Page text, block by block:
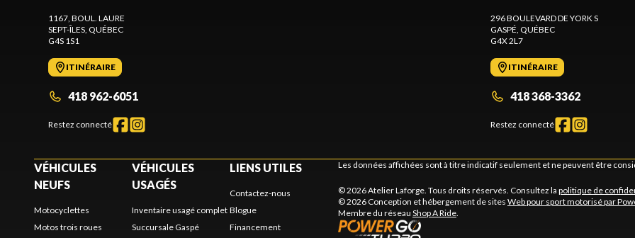
1167, BOUL. LAURE
SEPT-ÎLES , QUÉBEC
G4S 1S1
ITINÉRAIRE
418 962-6051
Restez connecté
296 BOULEVARD DE YORK S
GASPÉ , QUÉBEC
G4X 2L7
ITINÉRAIRE
418 368-3362
Restez connecté
VÉHICULES
NEUFS
Motocyclettes
Motos trois roues
VÉHICULES
USAGÉS
Inventaire usagé complet
Succursale Gaspé
LIENS UTILES
Contactez-nous
Blogue
Financement
Les données affichées sont à titre indicatif seulement et ne peuvent être
© 2026 Atelier Laforge. Tous droits réservés. Consultez la politique de
© 2026 Conception et hébergement de sites Web pour sport motorisé par
Membre du réseau Shop A Ride